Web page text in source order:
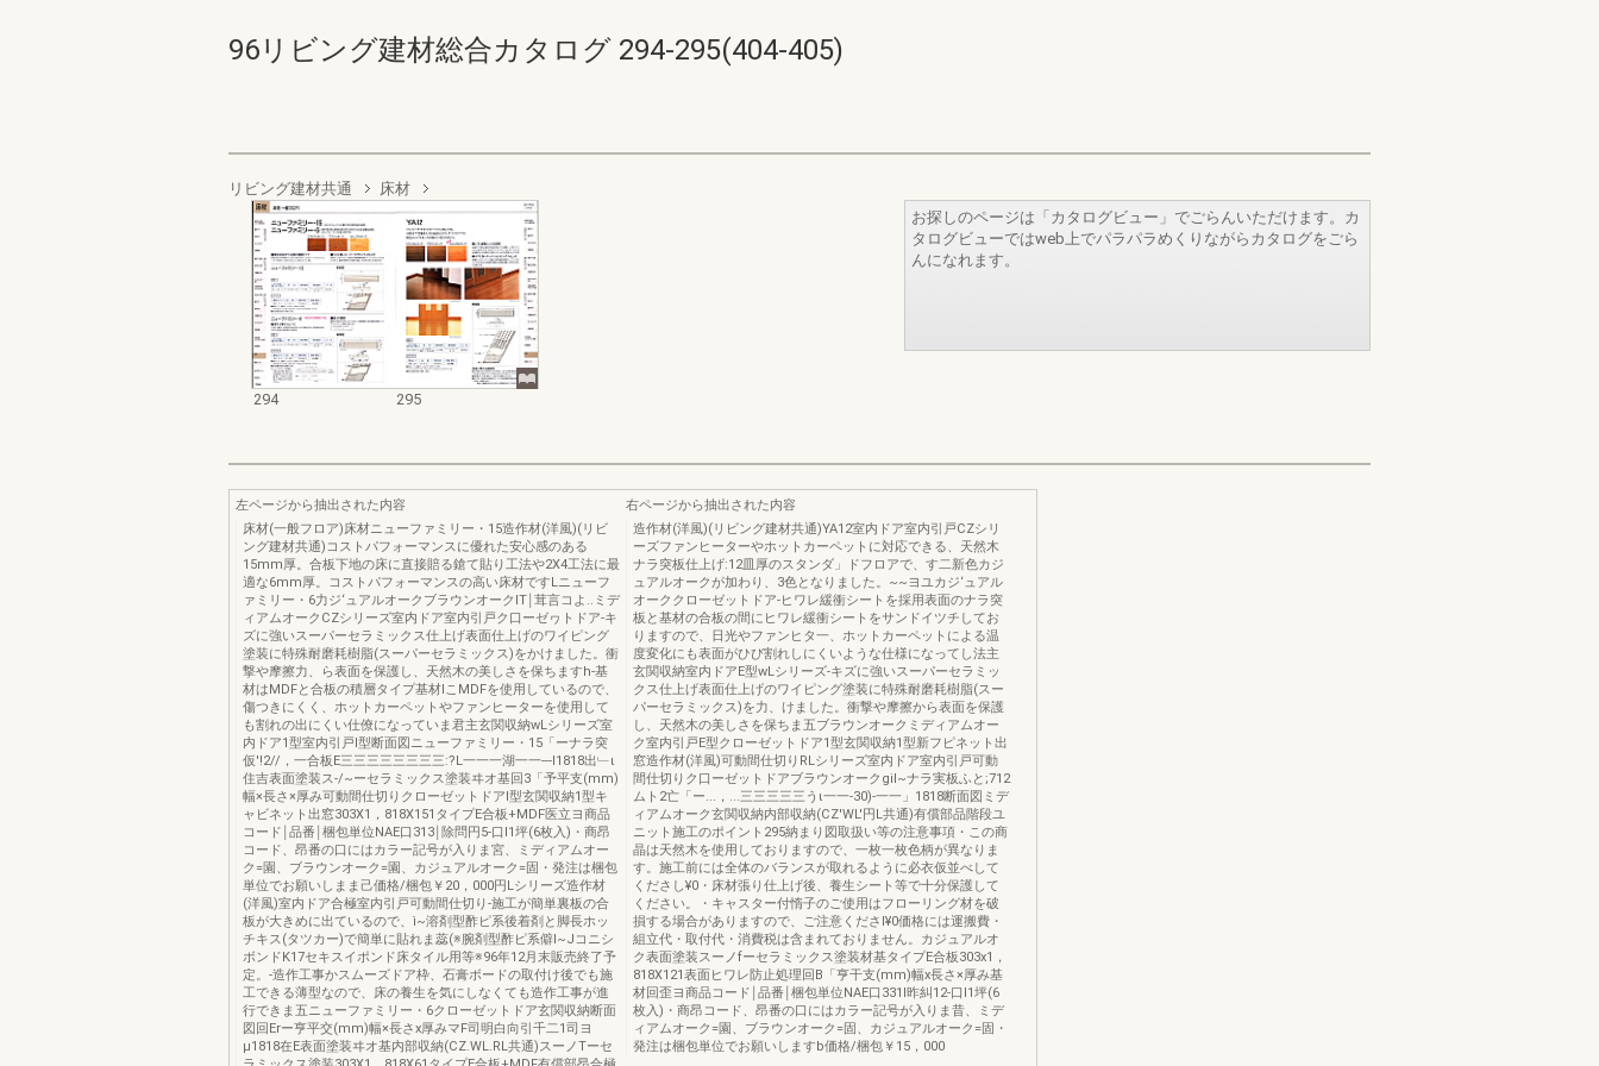
96リビング建材総合カタログ 294-295(404-405)
リビング建材共通 床材
294 295
お探しのページは「カタログビュー」でごらんいただけます。カ
タログビューではweb上でパラパラめくりながらカタログをごら
んになれます。
左ページから抽出された内容
床材(一般フロア)床材ニューファミリー・15造作材(洋風)(リビ
ング建材共通)コストパフォーマンスに優れた安心感のある
15mm厚。合板下地の床に直接賠る鎗て貼り工法や2X4工法に最
適な6mm厚。コストパフォーマンスの高い床材ですLニューフ
ァミリー・6力ジ‘ュアルオークブラウンオークlT￨茸言コよ..ミデ
ィアムオークCZシリーズ室内ドア室内引戸ク口ーゼヮトドア-キ
ズに強いスーパーセラミックス仕上げ表面仕上げのワイピング
塗装に特殊耐磨耗樹脂(スーパーセラミックス)をかけました。衝
撃や摩擦力、ら表面を保護し、天然木の美しさを保ちますh-基
材はMDFと合板の積層タイプ基材lこMDFを使用しているので、
傷つきにくく、ホットカーペットやファンヒーターを使用して
も割れの出にくい仕僚になっていま君主玄関収納wLシリーズ室
内ドア1型室内引戸I型断面図ニューファミリー・15「ーナラ突
仮'!2//，一合板E三三三三三三三三:?L一一一湖一一---l1818出﹂ι
住吉表面塗装ス-/~ーセラミックス塗装ヰオ基回3「予平支(mm)
幅×長さ×厚み可動間仕切りクローゼットドアI型玄関収納1型キ
ャビネット出窓303X1，818X151タイプE合板+MDF医立ヨ商品
コード￨品番￨梱包単位NAE口313￨除問円5-口I1坪(6枚入)・商昂
コード、昂番の口にはカラー記号が入りま宮、ミディアムオー
ク=園、ブラウンオーク=園、カジュアルオーク=固・発注は梱包
単位でお願いしまま己価格/梱包￥20，000円Lシリーズ造作材
(洋風)室内ドア合極室内引戸可動間仕切り-施工が簡単裏板の合
板が大きめに出ているので、ì~溶剤型酢ピ系後着剤と脚長ホッ
チキス(タツカー)で簡単に貼れま蕊(※腕剤型酢ピ系僻I~Jコニシ
ボンドK17セキスイポンド床タイル用等※96年12月末販売終了予
定。-造作工事かスムーズドア枠、石膏ボードの取付け後でも施
工できる薄型なので、床の養生を気にしなくても造作工事が進
行できま五ニューファミリー・6クローゼットドア玄関収納断面
図回Erー亨平交(mm)幅×長さx厚みマF司明白向引千二1司ヨ
μ1818在E表面塗装ヰオ基内部収納(CZ.WL.RL共通)スーノTーセ
右ページから抽出された内容
造作材(洋風)(リビング建材共通)YA12室内ドア室内引戸CZシリ
ーズファンヒーターやホットカーペットに対応できる、天然木
ナラ突板仕上げ:12皿厚のスタンダ」ドフロアで、す二新色カジ
ュアルオークが加わり、3色となりました。~~ヨユカジ‘ュアル
オーククローゼットドア-ヒワレ緩衝シートを採用表面のナラ突
板と基材の合板の間にヒワレ緩衝シートをサンドイツチしてお
りますので、日光やファンヒタ一、ホットカーペットによる温
度変化にも表面がひび割れしにくいような仕様になってし法主
玄関収納室内ドアE型wLシリーズ-キズに強いスーパーセラミッ
クス仕上げ表面仕上げのワイピング塗装に特殊耐磨耗樹脂(スー
パーセラミックス)を力、けました。衝撃や摩擦から表面を保護
し、天然木の美しさを保ちま五ブラウンオークミディアムオー
ク室内引戸E型クローゼットドア1型玄関収納1型新フピネット出
窓造作材(洋風)可動間仕切りRLシリーズ室内ドア室内引戸可動
間仕切りク口ーゼットドアブラウンオークgil~ナラ実板ふと;712
ムト2亡「ー...，...三三三三三うι一一-30)-一一」1818断面図ミデ
ィアムオーク玄関収納内部収納(CZ'WL'円L共通)有償部品階段ユ
ニット施工のポイント295納まり図取扱い等の注意事項・この商
晶は天然木を使用しておりますので、一枚一枚色柄が異なりま
す。施工前には全体のバランスが取れるように必衣仮並べして
くださし¥0・床材張り仕上げ後、養生シート等で十分保護して
ください。・キャスター付惰子のご使用はフローリング材を破
損する場合がありますので、ご注意くださl¥0価格には運搬費・
組立代・取付代・消費税は含まれておりません。カジュアルオ
ク表面塗装スーノfーセラミックス塗装材基タイプE合板303x1，
818X121表面ヒワレ防止処理回B「亨干支(mm)幅x長さ×厚み基
材回歪ヨ商品コード￨品番￨梱包単位NAE口331I昨糾12-口I1坪(6
枚入)・商昂コード、昂番の口にはカラー記号が入りま昔、ミデ
ィアムオーク=園、ブラウンオーク=固、カジュアルオーク=固・
発注は梱包単位でお願いしますb価格/梱包￥15，000